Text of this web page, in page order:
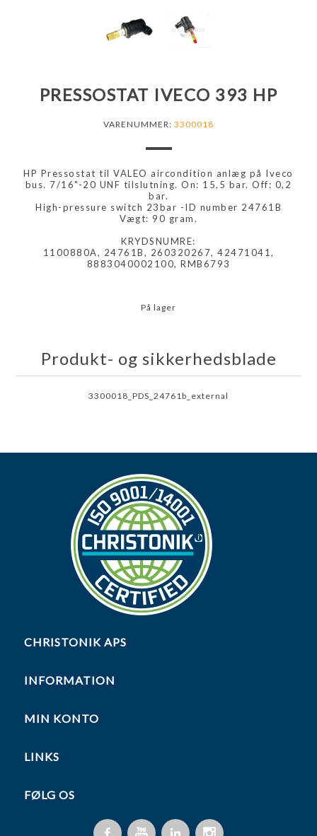
PRESSOSTAT IVECO 393 HP
VARENUMMER: 3300018
HP Pressostat til VALEO aircondition anlæg på Iveco
bus. 7/16"-20 UNF tilslutning. On: 15,5 bar. Off: 0,2
bar.
High-pressure switch 23bar -ID number 24761B
Vægt: 90 gram.
KRYDSNUMRE:
1100880A, 24761B, 260320267, 42471041,
8883040002100, RMB6793
På lager
Produkt- og sikkerhedsblade
3300018_PDS_24761b_external
CHRISTONIK APS
INFORMATION
MIN KONTO
LINKS
FØLG OS